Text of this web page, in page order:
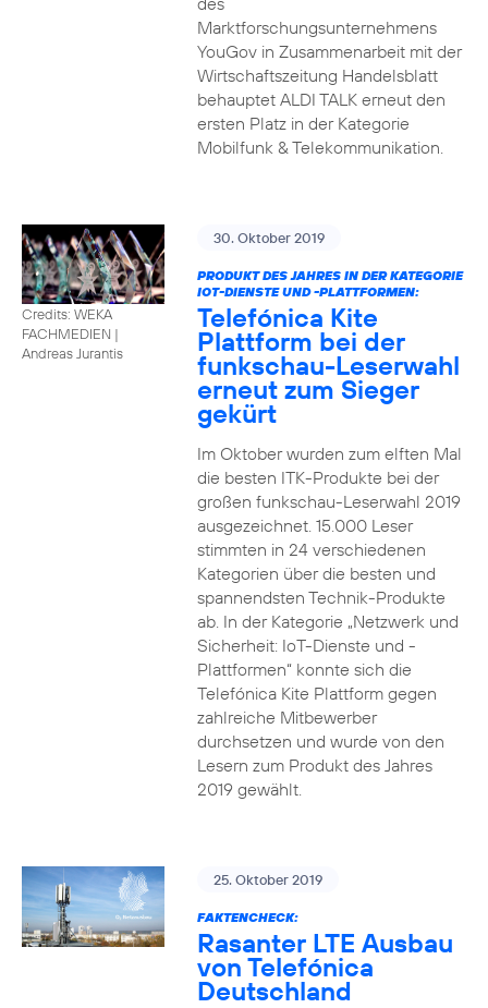
Marktforschungsunternehmens
YouGov in Zusammenarbeit mit der
Wirtschaftszeitung Handelsblatt
behauptet ALDI TALK erneut den
ersten Platz in der Kategorie
Mobilfunk & Telekommunikation.
Credits: WEKA
FACHMEDIEN |
Andreas Jurantis
30. Oktober 2019
PRODUKT DES JAHRES IN DER KATEGORIE
IOT-DIENSTE UND -PLATTFORMEN:
Telefónica Kite
Plattform bei der
funkschau-Leserwahl
erneut zum Sieger
gekürt
Im Oktober wurden zum elften Mal
die besten ITK-Produkte bei der
großen funkschau-Leserwahl 2019
ausgezeichnet. 15.000 Leser
stimmten in 24 verschiedenen
Kategorien über die besten und
spannendsten Technik-Produkte
ab. In der Kategorie „Netzwerk und
Sicherheit: IoT-Dienste und -
Plattformen“ konnte sich die
Telefónica Kite Plattform gegen
zahlreiche Mitbewerber
durchsetzen und wurde von den
Lesern zum Produkt des Jahres
2019 gewählt.
25. Oktober 2019
FAKTENCHECK:
Rasanter LTE Ausbau
von Telefónica
Deutschland